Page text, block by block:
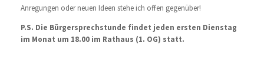
Anregungen oder neuen Ideen stehe ich offen gegenüber!
P.S. Die Bürgersprechstunde findet jeden ersten Dienstag
im Monat um 18.00 im Rathaus (1. OG) statt.